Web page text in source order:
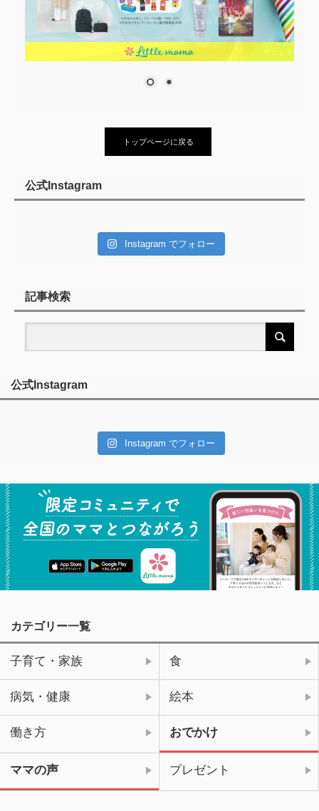
トップページに戻る
公式Instagram
Instagram でフォロー
記事検索
公式Instagram
Instagram でフォロー
カテゴリー一覧
子育て・家族 食
病気・健康 絵本
働き方 おでかけ
ママの声 プレゼント